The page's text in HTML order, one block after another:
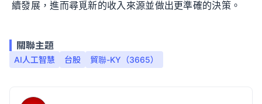
續發展，進而尋覓新的收入來源並做出更準確的決策。
關聯主題
AI人工智慧 台股 貿聯-KY（3665）